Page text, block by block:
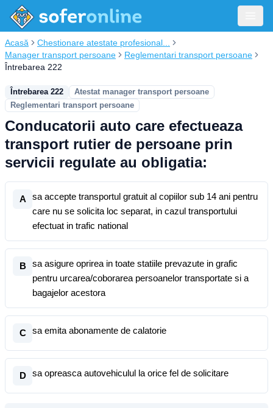
Acasă
Chestionare atestate profesional...
Manager transport persoane
Reglementari transport persoane
Întrebarea 222
Întrebarea 222
Atestat manager transport persoane
Reglementari transport persoane
Conducatorii auto care efectueaza
transport rutier de persoane prin
servicii regulate au obligatia:
A
sa accepte transportul gratuit al copiilor sub 14 ani pentru
care nu se solicita loc separat, in cazul transportului
efectuat in trafic national
B
sa asigure oprirea in toate statiile prevazute in grafic
pentru urcarea/coborarea persoanelor transportate si a
bagajelor acestora
C sa emita abonamente de calatorie
D sa opreasca autovehiculul la orice fel de solicitare